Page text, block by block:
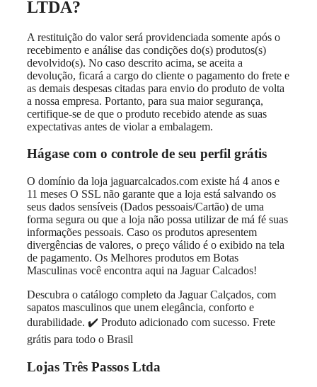
LTDA?
A restituição do valor será providenciada somente após o
recebimento e análise das condições do(s) produtos(s)
devolvido(s). No caso descrito acima, se aceita a
devolução, ficará a cargo do cliente o pagamento do frete e
as demais despesas citadas para envio do produto de volta
a nossa empresa. Portanto, para sua maior segurança,
certifique-se de que o produto recebido atende as suas
expectativas antes de violar a embalagem.
Hágase com o controle de seu perfil grátis
O domínio da loja jaguarcalcados.com existe há 4 anos e
11 meses O SSL não garante que a loja está salvando os
seus dados sensíveis (Dados pessoais/Cartão) de uma
forma segura ou que a loja não possa utilizar de má fé suas
informações pessoais. Caso os produtos apresentem
divergências de valores, o preço válido é o exibido na tela
de pagamento. Os Melhores produtos em Botas
Masculinas você encontra aqui na Jaguar Calcados!
Descubra o catálogo completo da Jaguar Calçados, com
sapatos masculinos que unem elegância, conforto e
durabilidade. ✔️ Produto adicionado com sucesso. Frete
grátis para todo o Brasil
Lojas Três Passos Ltda